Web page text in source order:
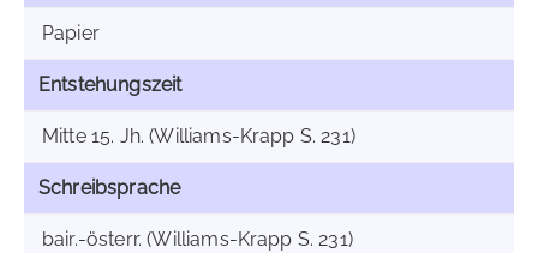
Papier
Entstehungszeit
Mitte 15. Jh. (Williams-Krapp S. 231)
Schreibsprache
bair.-österr. (Williams-Krapp S. 231)